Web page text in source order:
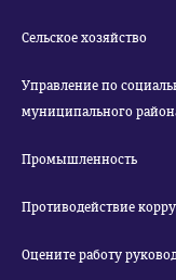
Сельское хозяйство
Управление по
муниципального
Промышленность
Противодействие
Оцените работу